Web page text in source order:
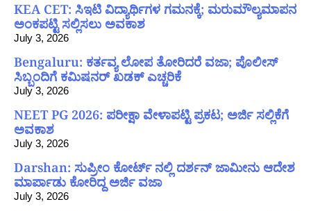
KEA CET: ಸಿಇಟಿ ವಿದ್ಯಾರ್ಥಿಗಳ ಗಮನಕ್ಕೆ; ಮರುಮೌಲ್ಯಮಾಪನ
ಅಂಕಪಟ್ಟಿ ಸಲ್ಲಿಸಲು ಅವಕಾಶ
July 3, 2026
Bengaluru: ಕರ್ತವ್ಯ ಲೋಪ ತೋರಿದರೆ ವಜಾ; ಪೊಲೀಸ್
ಸಿಬ್ಬಂದಿಗೆ ಕಮಿಷನರ್ ಖಡಕ್ ಎಚ್ಚರಿಕೆ
July 3, 2026
NEET PG 2026: ಪರೀಕ್ಷಾ ವೇಳಾಪಟ್ಟಿ ಪ್ರಕಟ; ಅರ್ಜಿ ಸಲ್ಲಿಕೆಗೆ
ಅವಕಾಶ
July 3, 2026
Darshan: ಸುಪ್ರೀಂ ಕೋರ್ಟ್ ನಲ್ಲಿ ದರ್ಶನ್ ಜಾಮೀನು ಆದೇಶ
ಮಾರ್ಪಾಡು ಕೋರಿದ್ದ ಅರ್ಜಿ ವಜಾ
July 3, 2026